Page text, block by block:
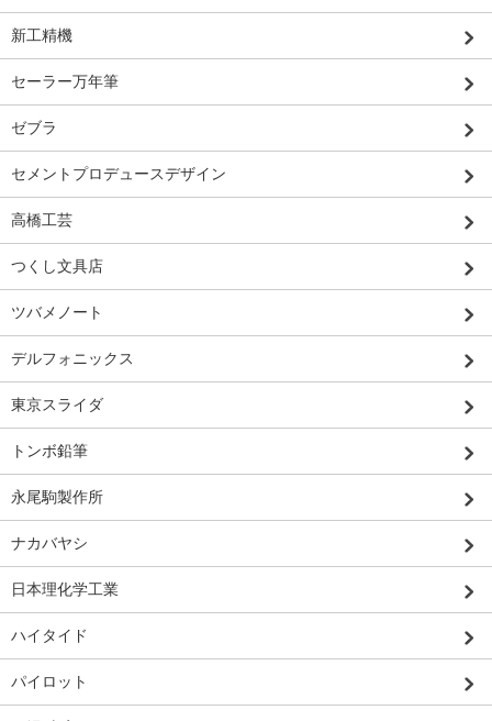
新工精機
セーラー万年筆
ゼブラ
セメントプロデュースデザイン
高橋工芸
つくし文具店
ツバメノート
デルフォニックス
東京スライダ
トンボ鉛筆
永尾駒製作所
ナカバヤシ
日本理化学工業
ハイタイド
パイロット